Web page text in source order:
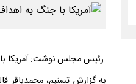
رئیس مجلس نوشت: آمریکا
به گزارش تسنیم، محمدباقر